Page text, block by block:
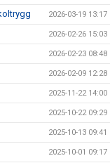
2026-03-19 13:17
2026-02-26 15:03
2026-02-23 08:48
2026-02-09 12:28
2025-11-22 14:00
2025-10-22 09:29
2025-10-13 09:41
2025-10-01 09:17